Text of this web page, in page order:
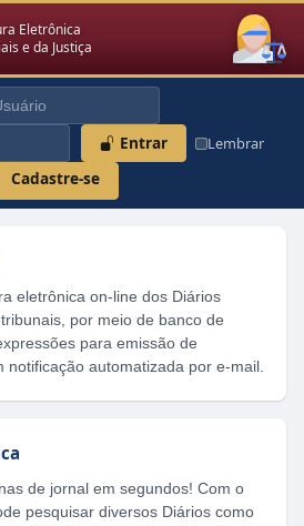
Eletrônica
e da Justiça
Entrar Lembrar
Cadastre-se
eletrônica on-line dos Diários
por meio de banco de
para emissão de
notificação automatizada por e-mail.
de jornal em segundos! Com o
pesquisar diversos Diários como